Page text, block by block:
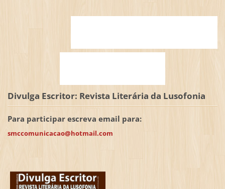
Divulga Escritor: Revista Literária da Lusofonia
Para participar escreva email para:
smccomunicacao@hotmail.com